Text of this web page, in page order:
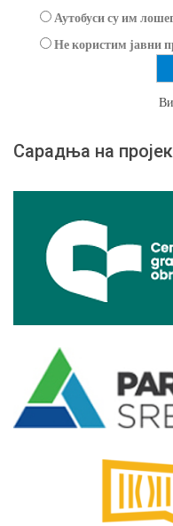
Аутобуси су им
Не користим јавни
Сарадња на